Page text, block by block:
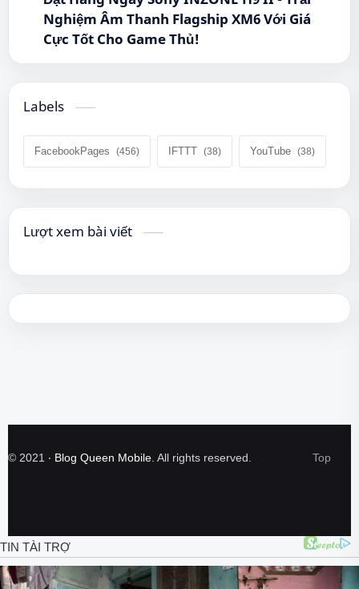
Nghiệm Âm Thanh Flagship XM6 Với Giá
Cực Tốt Cho Game Thủ!
Labels
FacebookPages IFTTT YouTube
Lượt xem bài viết
© 2021 ‧ Blog Queen Mobile. All rights reserved.